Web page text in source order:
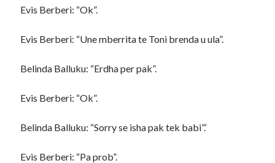
Evis Berberi: “Ok”.
Evis Berberi: “Une mberrita te Toni brenda u ula”.
Belinda Balluku: “Erdha per pak”.
Evis Berberi: “Ok”.
Belinda Balluku: “Sorry se isha pak tek babi”.’
Evis Berberi: “Pa prob”.